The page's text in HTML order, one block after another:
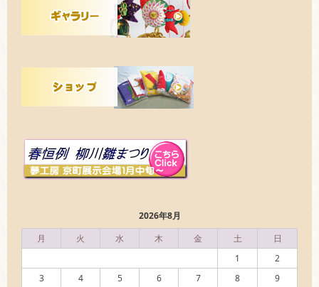
2026年8月
月
火 水 木 金 土
日
1
2
3
4 5 6 7 8
9